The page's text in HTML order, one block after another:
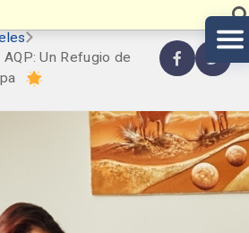
Un Refugio de